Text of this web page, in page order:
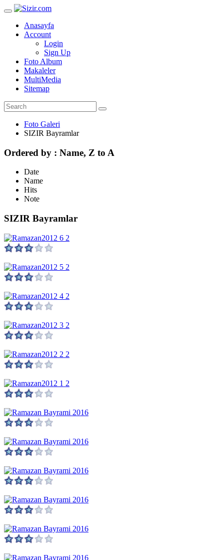
Anasayfa
Account
Login
Sign Up
Foto Album
Makaleler
MultiMedia
Sitemap
Foto Galeri
SIZIR Bayramlar
Ordered by : Name, Z to A
Date
Name
Hits
Note
SIZIR Bayramlar